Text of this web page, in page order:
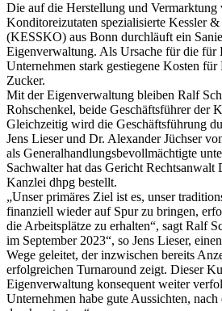
Die auf die Herstellung und
Konditoreizutaten spezialisierte Kessler
(KESSKO) aus Bonn durchläuft ein
Eigenverwaltung. Als Ursache für die für
Unternehmen stark gestiegene Kosten
Zucker.
Mit der Eigenverwaltung bleiben Ralf
Rohschenkel, beide Geschäftsführer der
Gleichzeitig wird die Geschäftsführung
Jens Lieser und Dr. Alexander Jüchser
als Generalhandlungsbevollmächtigte
Sachwalter hat das Gericht
Kanzlei dhpg bestellt.
„Unser primäres Ziel ist es, unser
finanziell wieder auf Spur zu bringen,
die Arbeitsplätze zu erhalten“, sagt Ralf
im September 2023“, so Jens Lieser,
Wege geleitet, der inzwischen bereits
erfolgreichen Turnaround zeigt. Dieser
Eigenverwaltung konsequent weiter
Unternehmen habe gute Aussichten,